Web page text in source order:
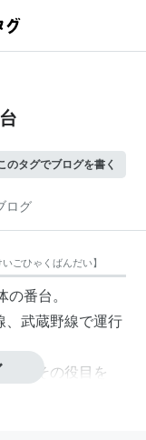
のタグでブログを書く
ログ
ごひゃくばんだい】
番台。
、武蔵野線で運行
在はその役目を